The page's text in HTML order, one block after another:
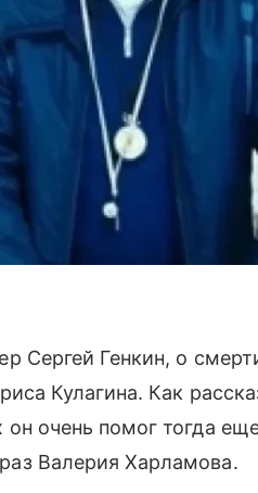
Сергей Генкин, о
Кулагина. Как
очень помог тогда
Валерия Харламова.